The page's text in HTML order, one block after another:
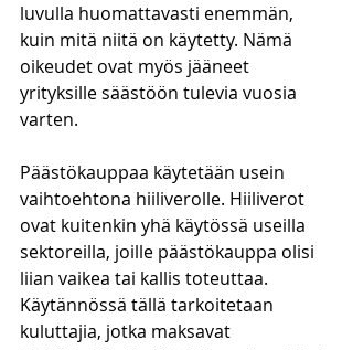
luvulla huomattavasti enemmän,
kuin mitä niitä on käytetty. Nämä
oikeudet ovat myös jääneet
yrityksille säästöön tulevia vuosia
varten.
Päästökauppaa käytetään usein
vaihtoehtona hiiliverolle. Hiiliverot
ovat kuitenkin yhä käytössä useilla
sektoreilla, joille päästökauppa olisi
liian vaikea tai kallis toteuttaa.
Käytännössä tällä tarkoitetaan
kuluttajia, jotka maksavat